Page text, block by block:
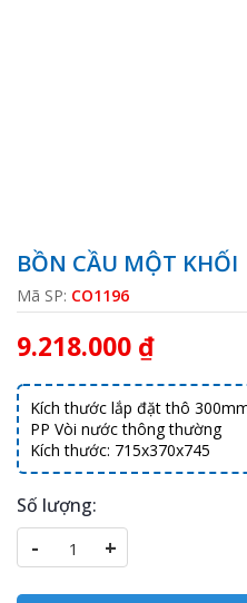
BỒN CẦU MỘT KHỐI
Mã SP: CO1196
9.218.000 ₫
Kích thước lắp đặt thô
PP Vòi nước thông thường
Kích thước: 715x370x745
Số lượng:
- +